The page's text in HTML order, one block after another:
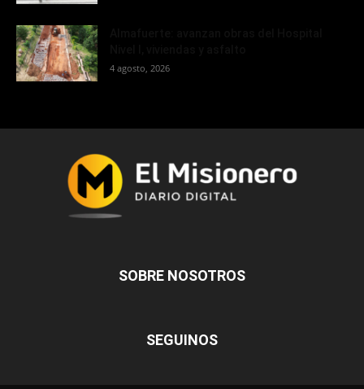
4 agosto, 2026
SOBRE NOSOTROS
SEGUINOS